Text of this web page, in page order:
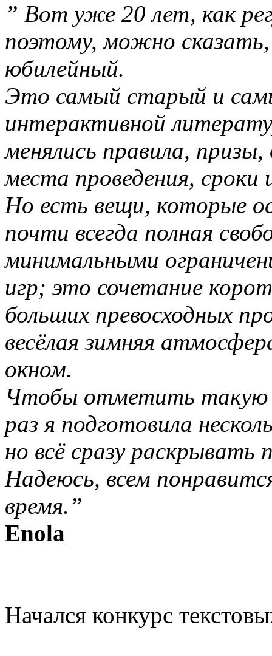
” Вот уже 20 лет, как
поэтому, можно
юбилейный.
Это самый старый и
интерактивной
менялись правила,
места проведения, сроки
Но есть вещи, которые
почти всегда полная
минимальными
игр; это сочетание
больших превосходных
весёлая зимняя
окном.
Чтобы отметить такую
раз я подготовила
но всё сразу раскрывать
Надеюсь, всем
время.”
Enola
Начался конкурс